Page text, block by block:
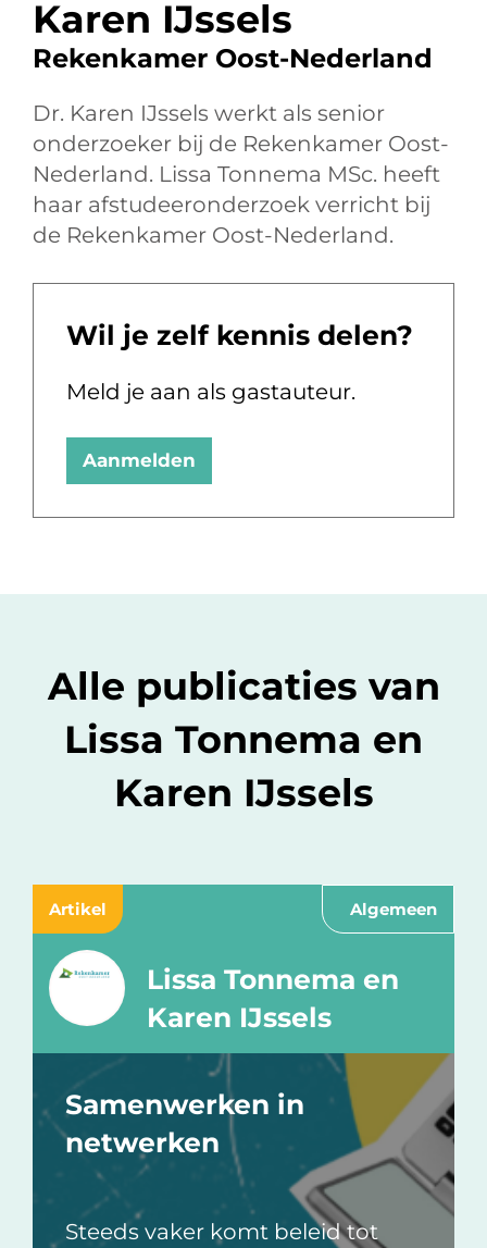
Karen IJssels
Rekenkamer Oost-Nederland
Dr. Karen IJssels werkt als senior
onderzoeker bij de Rekenkamer Oost-
Nederland. Lissa Tonnema MSc. heeft
haar afstudeeronderzoek verricht bij
de Rekenkamer Oost-Nederland.
Wil je zelf kennis delen?
Meld je aan als gastauteur.
Aanmelden
Alle publicaties van
Lissa Tonnema en
Karen IJssels
Artikel Algemeen
Lissa Tonnema en
Karen IJssels
Samenwerken in
netwerken
Steeds vaker komt beleid tot